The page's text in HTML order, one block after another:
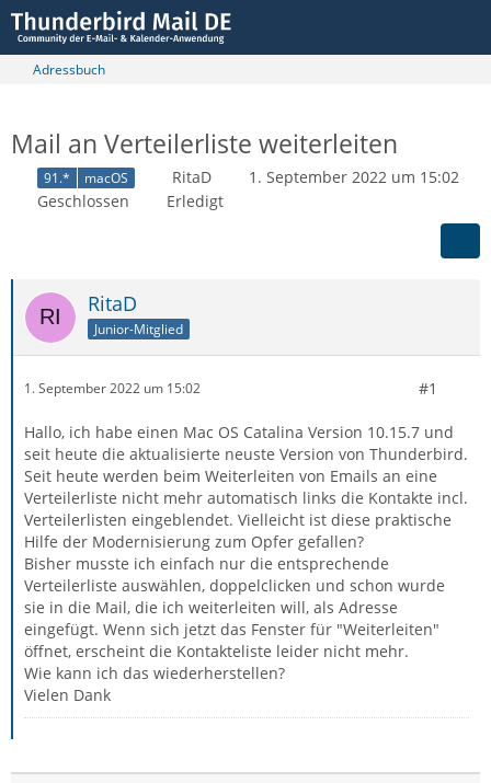
Adressbuch
Mail an Verteilerliste weiterleiten
91.* macOS RitaD
1. September 2022 um 15:02
Geschlossen
Erledigt
RitaD
Junior-Mitglied
1. September 2022 um 15:02 #1
Hallo, ich habe einen Mac OS Catalina Version 10.15.7 und
seit heute die aktualisierte neuste Version von Thunderbird.
Seit heute werden beim Weiterleiten von Emails an eine
Verteilerliste nicht mehr automatisch links die Kontakte incl.
Verteilerlisten eingeblendet. Vielleicht ist diese praktische
Hilfe der Modernisierung zum Opfer gefallen?
Bisher musste ich einfach nur die entsprechende
Verteilerliste auswählen, doppelclicken und schon wurde
sie in die Mail, die ich weiterleiten will, als Adresse
eingefügt. Wenn sich jetzt das Fenster für "Weiterleiten"
öffnet, erscheint die Kontakteliste leider nicht mehr.
Wie kann ich das wiederherstellen?
Vielen Dank